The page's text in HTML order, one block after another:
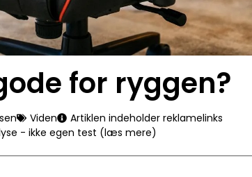
for ryggen?
Viden
Artiklen indeholder reklamelinks
- ikke egen test (læs mere)